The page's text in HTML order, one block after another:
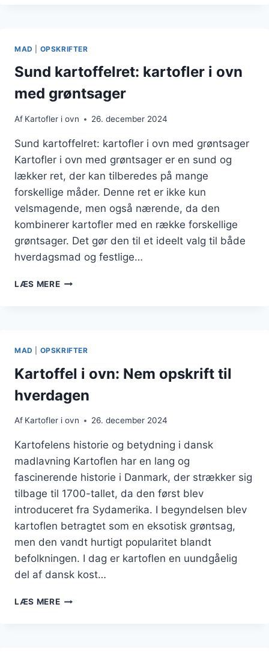
FETA
MAD OPSKRIFTER
Sund kartoffelret: kartofler i ovn
med grøntsager
Af Kartofler i ovn 26. december 2024
Sund kartoffelret: kartofler i ovn med grøntsager
Kartofler i ovn med grøntsager er en sund og
lækker ret, der kan tilberedes på mange
forskellige måder. Denne ret er ikke kun
velsmagende, men også nærende, da den
kombinerer kartofler med en række forskellige
grøntsager. Det gør den til et ideelt valg til både
hverdagsmad og festlige…
LÆS MERESUND
MAD OPSKRIFTER
Kartoffel i ovn: Nem opskrift til
hverdagen
Af Kartofler i ovn 26. december 2024
Kartofelens historie og betydning i dansk
madlavning Kartoflen har en lang og
fascinerende historie i Danmark, der strækker sig
tilbage til 1700-tallet, da den først blev
introduceret fra Sydamerika. I begyndelsen blev
kartoflen betragtet som en eksotisk grøntsag,
men den vandt hurtigt popularitet blandt
befolkningen. I dag er kartoflen en uundgåelig
del af dansk kost…
LÆS MEREKARTOFFEL